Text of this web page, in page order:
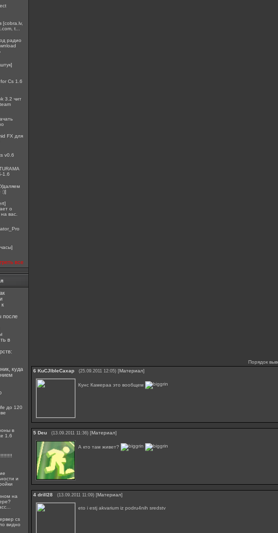
[cobra.lv,
t...
радио
Cs 1.6
3.2 чит
FX для
v0.6
1.6
:)]
о
вас.
все
к
после
в
куда
до 120
в
1.6
и
на
cs
видно
Порядок
6 KuCJlbleCaxap (25.09.2011 12:05) [Материал]
Кунс Камераа это вообщем
5 Deu (13.09.2011 11:36) [Материал]
А кто там живет?
4 drill28 (13.09.2011 11:09) [Материал]
eto i estj akvarium iz podru4nih sredstv